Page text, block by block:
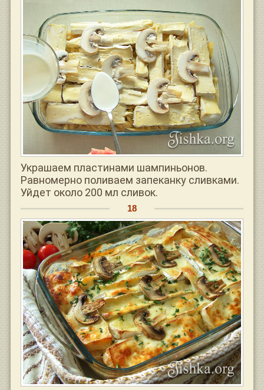
Украшаем пластинами шампиньонов.
Равномерно поливаем запеканку сливками.
Уйдет около 200 мл сливок.